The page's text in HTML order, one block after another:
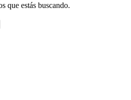
que estás buscando.